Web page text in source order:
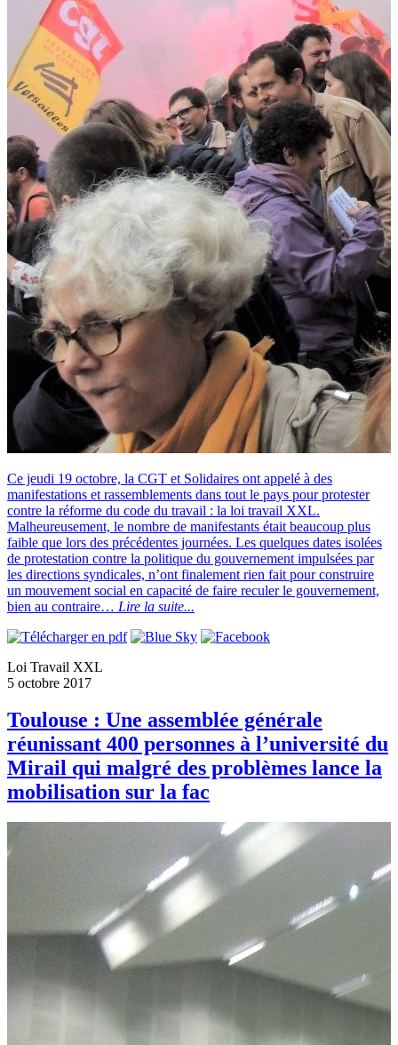
Ce jeudi 19 octobre, la CGT et Solidaires ont appelé à des
manifestations et rassemblements dans tout le pays pour protester
contre la réforme du code du travail : la loi travail XXL.
Malheureusement, le nombre de manifestants était beaucoup plus
faible que lors des précédentes journées. Les quelques dates isolées
de protestation contre la politique du gouvernement impulsées par
les directions syndicales, n’ont finalement rien fait pour construire
un mouvement social en capacité de faire reculer le gouvernement,
bien au contraire… Lire la suite...
Loi Travail XXL
5 octobre 2017
Toulouse : Une assemblée générale
réunissant 400 personnes à l’université du
Mirail qui malgré des problèmes lance la
mobilisation sur la fac